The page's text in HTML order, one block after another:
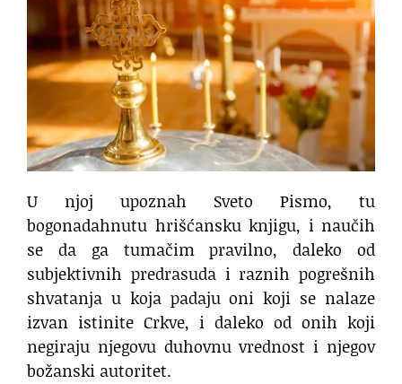
U njoj upoznah Sveto Pismo, tu
bogonadahnutu hrišćansku knjigu, i naučih
se da ga tumačim pravilno, daleko od
subjektivnih predrasuda i raznih pogrešnih
shvatanja u koja padaju oni koji se nalaze
izvan istinite Crkve, i daleko od onih koji
negiraju njegovu duhovnu vrednost i njegov
božanski autoritet.